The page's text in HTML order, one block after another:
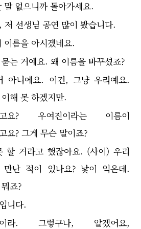
말 없으니까 돌아가세요.
저 선생님 공연 많이 봤습니다.
이름을 아시겠네요.
는 거예요. 왜 이름을 바꾸셨죠?
아니에요. 이건, 그냥 우리예요.
해 못 하겠지만.
고요? 우여진이라는 이름이
요? 그게 무슨 말이죠?
할 거라고 했잖아요. (사이) 우리
만난 적이 있나요? 낯이 익은데.
죠?
니다.
이라. 그렇구나, 알겠어요,